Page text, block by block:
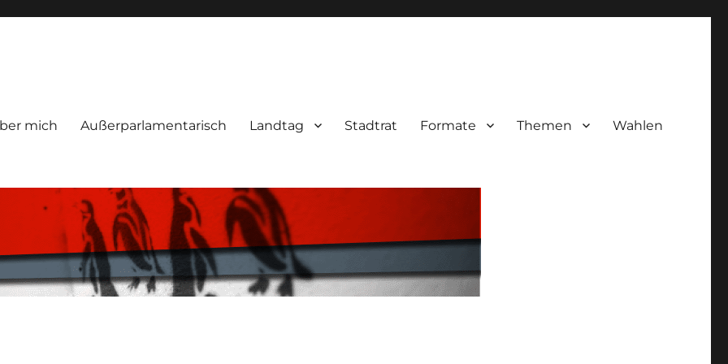
mich Außerparlamentarisch Landtag Stadtrat Formate Themen Wahlen